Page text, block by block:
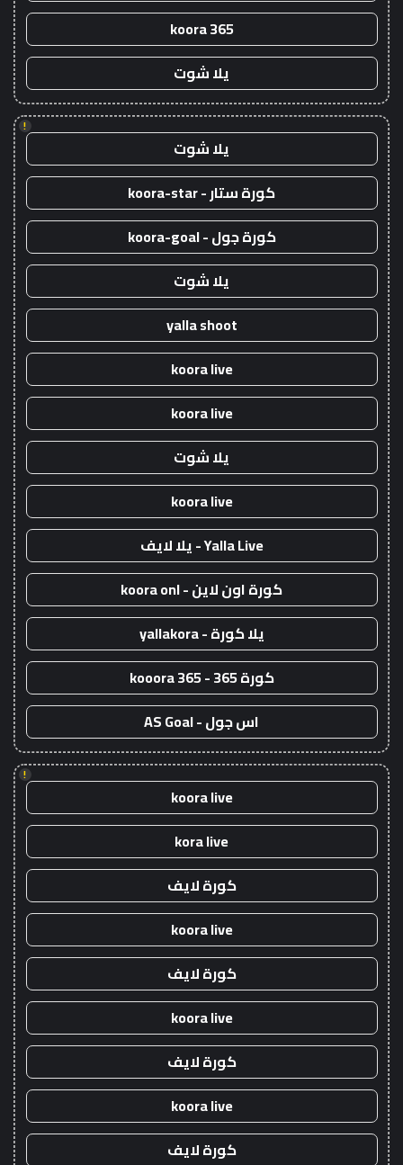
koora 365
يلا شوت
!
يلا شوت
كورة ستار - koora-star
كورة جول - koora-goal
يلا شوت
yalla shoot
koora live
koora live
يلا شوت
koora live
Yalla Live - يلا لايف
كورة اون لاين - koora onl
يلا كورة - yallakora
كورة 365 - kooora 365
اس جول - AS Goal
!
koora live
kora live
كورة لايف
koora live
كورة لايف
koora live
كورة لايف
koora live
كورة لايف